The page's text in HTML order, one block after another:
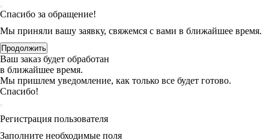
Спасибо за обращение!
Мы приняли вашу заявку, свяжемся с вами в ближайшее время.
Продолжить
Ваш заказ будет обработан
в ближайшее время.
Мы пришлем уведомление, как только все будет готово.
Спасибо!
Регистрация пользователя
Заполните необходимые поля